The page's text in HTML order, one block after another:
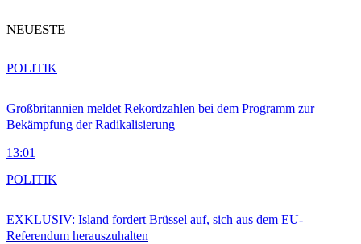
NEUESTE
Großbritannien meldet Rekordzahlen bei dem Programm zur
Bekämpfung der Radikalisierung
13:01
POLITIK
EXKLUSIV: Island fordert Brüssel auf, sich aus dem EU-
Referendum herauszuhalten
POLITIK